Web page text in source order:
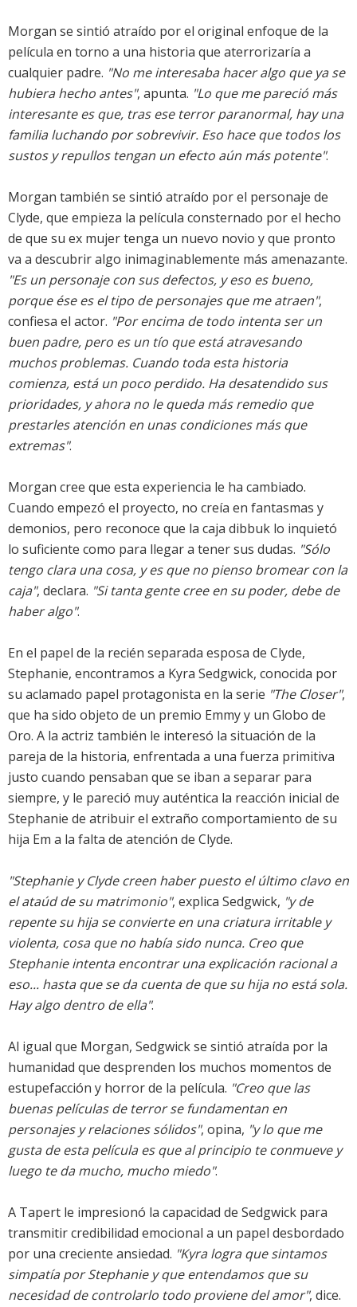
Morgan se sintió atraído por el original enfoque de la
película en torno a una historia que aterrorizaría a
cualquier padre. "No me interesaba hacer algo que ya se
hubiera hecho antes", apunta. "Lo que me pareció más
interesante es que, tras ese terror paranormal, hay una
familia luchando por sobrevivir. Eso hace que todos los
sustos y repullos tengan un efecto aún más potente".
Morgan también se sintió atraído por el personaje de
Clyde, que empieza la película consternado por el hecho
de que su ex mujer tenga un nuevo novio y que pronto
va a descubrir algo inimaginablemente más amenazante.
"Es un personaje con sus defectos, y eso es bueno,
porque ése es el tipo de personajes que me atraen",
confiesa el actor. "Por encima de todo intenta ser un
buen padre, pero es un tío que está atravesando
muchos problemas. Cuando toda esta historia
comienza, está un poco perdido. Ha desatendido sus
prioridades, y ahora no le queda más remedio que
prestarles atención en unas condiciones más que
extremas".
Morgan cree que esta experiencia le ha cambiado.
Cuando empezó el proyecto, no creía en fantasmas y
demonios, pero reconoce que la caja dibbuk lo inquietó
lo suficiente como para llegar a tener sus dudas. "Sólo
tengo clara una cosa, y es que no pienso bromear con la
caja", declara. "Si tanta gente cree en su poder, debe de
haber algo".
En el papel de la recién separada esposa de Clyde,
Stephanie, encontramos a Kyra Sedgwick, conocida por
su aclamado papel protagonista en la serie "The Closer",
que ha sido objeto de un premio Emmy y un Globo de
Oro. A la actriz también le interesó la situación de la
pareja de la historia, enfrentada a una fuerza primitiva
justo cuando pensaban que se iban a separar para
siempre, y le pareció muy auténtica la reacción inicial de
Stephanie de atribuir el extraño comportamiento de su
hija Em a la falta de atención de Clyde.
"Stephanie y Clyde creen haber puesto el último clavo en
el ataúd de su matrimonio", explica Sedgwick, "y de
repente su hija se convierte en una criatura irritable y
violenta, cosa que no había sido nunca. Creo que
Stephanie intenta encontrar una explicación racional a
eso... hasta que se da cuenta de que su hija no está sola.
Hay algo dentro de ella".
Al igual que Morgan, Sedgwick se sintió atraída por la
humanidad que desprenden los muchos momentos de
estupefacción y horror de la película. "Creo que las
buenas películas de terror se fundamentan en
personajes y relaciones sólidos", opina, "y lo que me
gusta de esta película es que al principio te conmueve y
luego te da mucho, mucho miedo".
A Tapert le impresionó la capacidad de Sedgwick para
transmitir credibilidad emocional a un papel desbordado
por una creciente ansiedad. "Kyra logra que sintamos
simpatía por Stephanie y que entendamos que su
necesidad de controlarlo todo proviene del amor", dice.